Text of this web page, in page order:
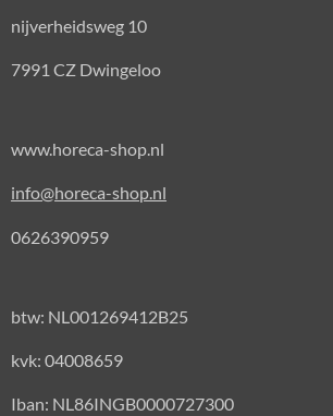
nijverheidsweg 10
7991 CZ Dwingeloo
www.horeca-shop.nl
info@horeca-shop.nl
0626390959
btw: NL001269412B25
kvk: 04008659
Iban: NL86INGB0000727300